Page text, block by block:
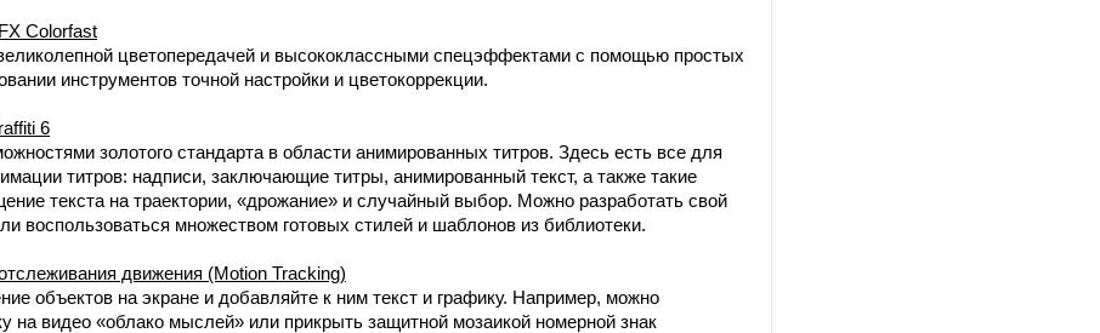
Colorfast
цветопередачей и высококлассными спецэффектами с помощью простых
инструментов точной настройки и цветокоррекции.
6
золотого стандарта в области анимированных титров. Здесь есть все для
титров: надписи, заключающие титры, анимированный текст, а также такие
текста на траектории, «дрожание» и случайный выбор. Можно разработать свой
воспользоваться множеством готовых стилей и шаблонов из библиотеки.
движения (Motion Tracking)
объектов на экране и добавляйте к ним текст и графику. Например, можно
на видео «облако мыслей» или прикрыть защитной мозаикой номерной знак